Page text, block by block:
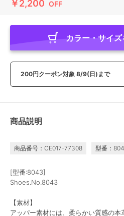
￥2,200 OFF
カラー・サイズ
200円クーポン対象 8/9(日)まで
商品説明
商品番号：CE017-77308 型番：
[型番:8043]
Shoes.No.8043
【素材】
アッパー素材には、柔らかい質感の